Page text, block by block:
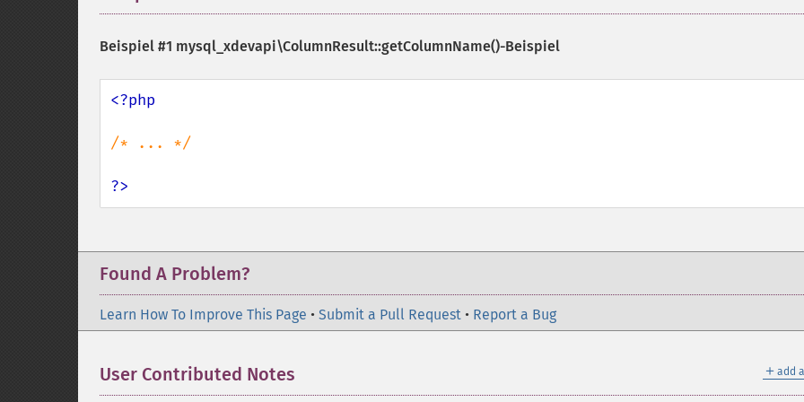
Beispiel #1 mysql_xdevapi\ColumnResult::getColumnName()-Beispiel
<?php
/* ... */
?>
Found A Problem?
Learn How To Improve This Page • Submit a Pull Request • Report a Bug
＋ add
User Contributed Notes